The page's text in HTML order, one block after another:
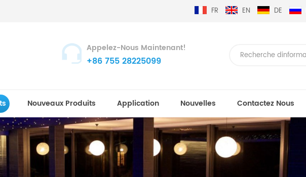
FR EN DE
Appelez-Nous Maintenant!
+86 755 28225099
Nouveaux Produits Application Nouvelles Contactez Nous